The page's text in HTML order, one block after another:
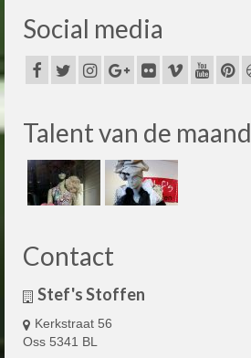
Social media
Talent van de maand
Contact
Stef's Stoffen
Kerkstraat 56
Oss 5341 BL